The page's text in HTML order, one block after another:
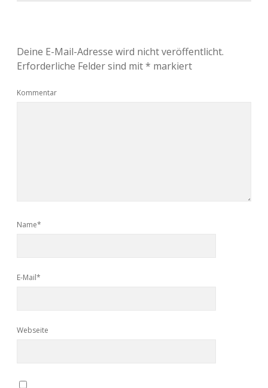
Adventskalender 2024
Deine E-Mail-Adresse wird nicht veröffentlicht.
Erforderliche Felder sind mit* markiert
Kommentar
Name*
E-Mail*
Webseite